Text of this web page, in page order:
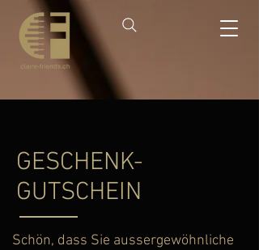
GESCHENK-
GUTSCHEIN
Schön, dass Sie aussergewöhnliche